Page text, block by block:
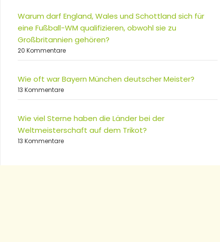
Warum darf England, Wales und Schottland sich für
eine Fußball-WM qualifizieren, obwohl sie zu
Großbritannien gehören?
20 Kommentare
Wie oft war Bayern München deutscher Meister?
13 Kommentare
Wie viel Sterne haben die Länder bei der
Weltmeisterschaft auf dem Trikot?
13 Kommentare